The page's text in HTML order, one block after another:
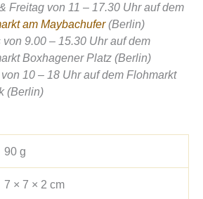
Freitag von 11 – 17.30 Uhr auf dem
am Maybachufer(Berlin)
von 9.00 – 15.30 Uhr auf dem
Boxhagener Platz (Berlin)
10 – 18 Uhr auf dem Flohmarkt
(Berlin)
90 g
7 × 7 × 2 cm